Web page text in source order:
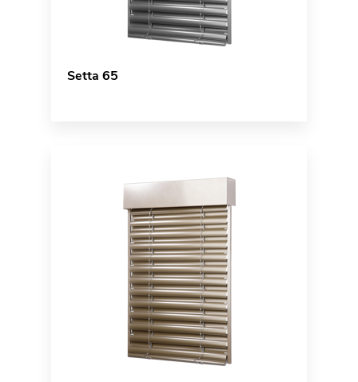
Setta 65